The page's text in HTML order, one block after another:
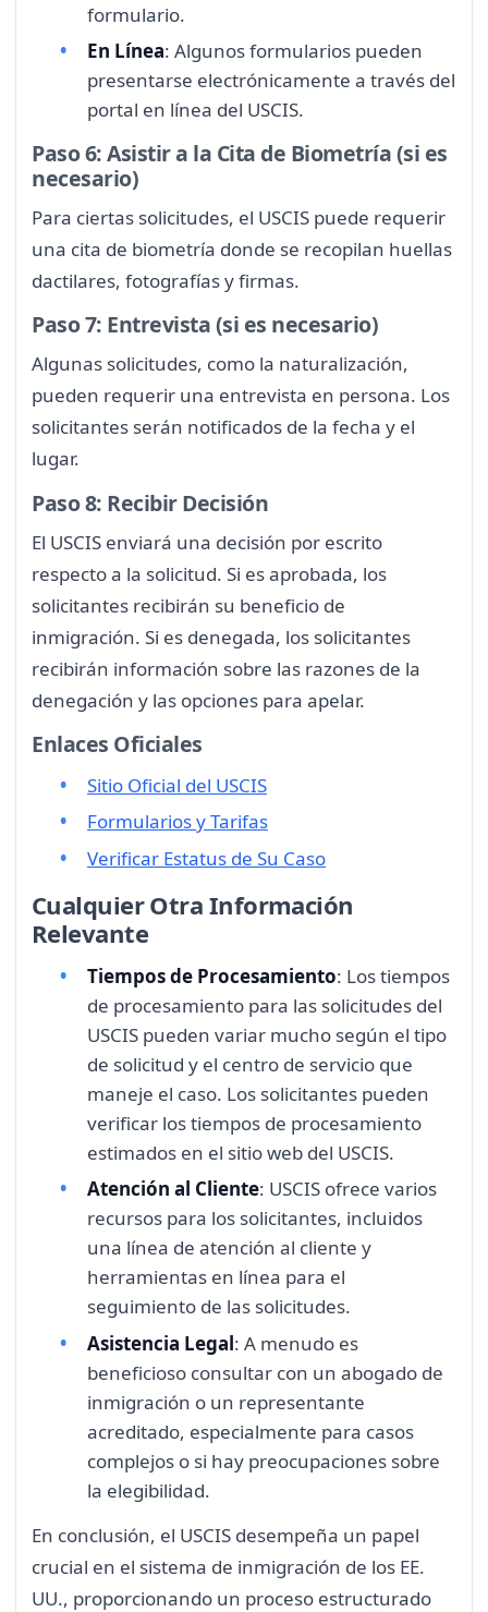
formulario.
En Línea: Algunos formularios pueden
presentarse electrónicamente a través del
portal en línea del USCIS.
Paso 6: Asistir a la Cita de Biometría (si es
necesario)
Para ciertas solicitudes, el USCIS puede requerir
una cita de biometría donde se recopilan huellas
dactilares, fotografías y firmas.
Paso 7: Entrevista (si es necesario)
Algunas solicitudes, como la naturalización,
pueden requerir una entrevista en persona. Los
solicitantes serán notificados de la fecha y el
lugar.
Paso 8: Recibir Decisión
El USCIS enviará una decisión por escrito
respecto a la solicitud. Si es aprobada, los
solicitantes recibirán su beneficio de
inmigración. Si es denegada, los solicitantes
recibirán información sobre las razones de la
denegación y las opciones para apelar.
Enlaces Oficiales
Sitio Oficial del USCIS
Formularios y Tarifas
Verificar Estatus de Su Caso
Cualquier Otra Información
Relevante
Tiempos de Procesamiento: Los tiempos
de procesamiento para las solicitudes del
USCIS pueden variar mucho según el tipo
de solicitud y el centro de servicio que
maneje el caso. Los solicitantes pueden
verificar los tiempos de procesamiento
estimados en el sitio web del USCIS.
Atención al Cliente: USCIS ofrece varios
recursos para los solicitantes, incluidos
una línea de atención al cliente y
herramientas en línea para el
seguimiento de las solicitudes.
Asistencia Legal: A menudo es
beneficioso consultar con un abogado de
inmigración o un representante
acreditado, especialmente para casos
complejos o si hay preocupaciones sobre
la elegibilidad.
En conclusión, el USCIS desempeña un papel
crucial en el sistema de inmigración de los EE.
UU., proporcionando un proceso estructurado